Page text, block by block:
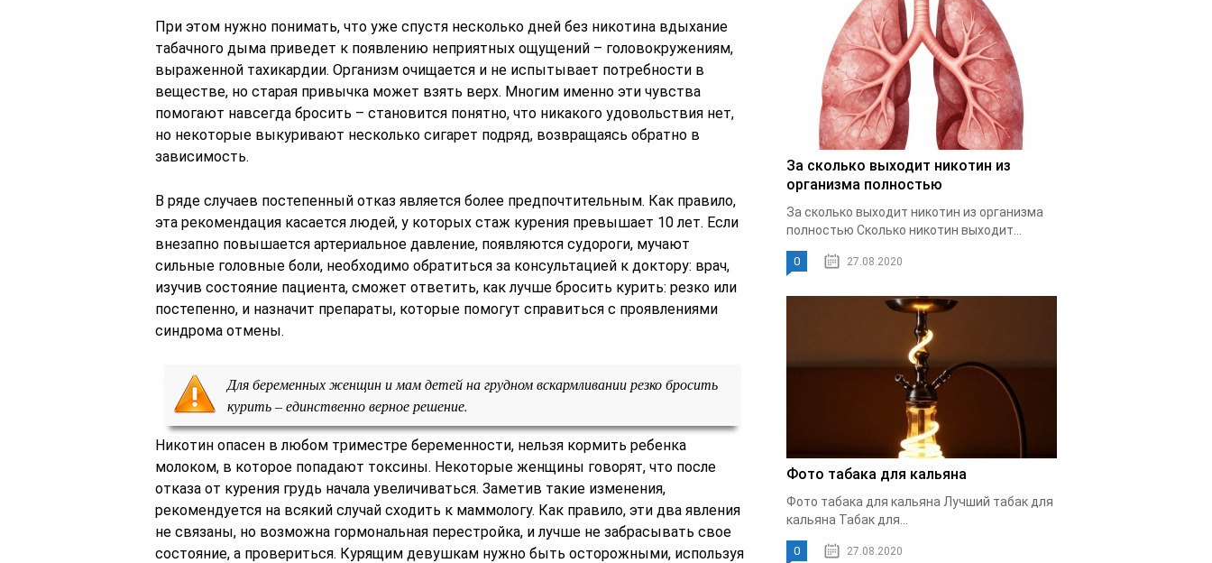
При этом нужно понимать, что уже спустя несколько дней без никотина вдыхание
табачного дыма приведет к появлению неприятных ощущений – головокружениям,
выраженной тахикардии. Организм очищается и не испытывает потребности в
веществе, но старая привычка может взять верх. Многим именно эти чувства
помогают навсегда бросить – становится понятно, что никакого удовольствия нет,
но некоторые выкуривают несколько сигарет подряд, возвращаясь обратно в
зависимость.
В ряде случаев постепенный отказ является более предпочтительным. Как правило,
эта рекомендация касается людей, у которых стаж курения превышает 10 лет. Если
внезапно повышается артериальное давление, появляются судороги, мучают
сильные головные боли, необходимо обратиться за консультацией к доктору: врач,
изучив состояние пациента, сможет ответить, как лучше бросить курить: резко или
постепенно, и назначит препараты, которые помогут справиться с проявлениями
синдрома отмены.
Для беременных женщин и мам детей на грудном вскармливании резко бросить
курить – единственно верное решение.
Никотин опасен в любом триместре беременности, нельзя кормить ребенка
молоком, в которое попадают токсины. Некоторые женщины говорят, что после
отказа от курения грудь начала увеличиваться. Заметив такие изменения,
рекомендуется на всякий случай сходить к маммологу. Как правило, эти два явления
не связаны, но возможна гормональная перестройка, и лучше не забрасывать свое
состояние, а провериться. Курящим девушкам нужно быть осторожными, используя
За сколько выходит никотин из
организма полностью
За сколько выходит никотин из организма
полностью Cколько никотин выходит...
0 27.08.2020
Фото табака для кальяна
Фото табака для кальяна Лучший табак для
кальяна Табак для...
0 27.08.2020